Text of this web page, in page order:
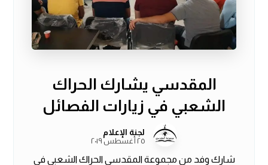
المقدسي يشارك الحراك
الشعبي في زيارات الفصائل
لجنة الإعلام
٢٥ أغسطس ٢٠١٩
شارك وفد من مجموعة المقدسي الحراك الشعبي في